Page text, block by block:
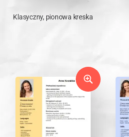
Klasyczny, pionowa kreska